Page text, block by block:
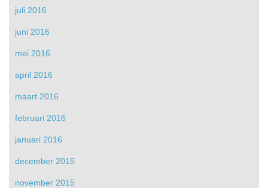
juli 2016
juni 2016
mei 2016
april 2016
maart 2016
februari 2016
januari 2016
december 2015
november 2015